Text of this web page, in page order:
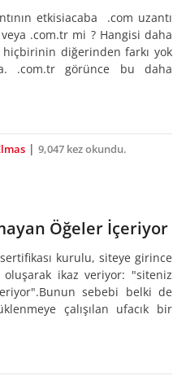
etkisiacaba .com uzantı
.com.tr mi ? Hangisi daha
hiçbirinin diğerinden farkı yok
.com.tr görünce bu daha
| 9,047 kez okundu.
Öğeler İçeriyor
kurulu, siteye girince
ikaz veriyor: "siteniz
sebebi belki de
çalışılan ufacık bir